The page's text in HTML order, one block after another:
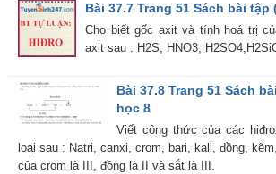
Bài 37.7 Trang 51 Sách bài tập
Cho biết gốc axit và tính hoá trị
axit sau : H2S, HNO3,
Bài 37.8 Trang 51 Sách
học 8
Viết công thức của các
loại sau : Natri, canxi, crom, bari, kali, đồng,
của crom là III, đồng là II và sắt là III.